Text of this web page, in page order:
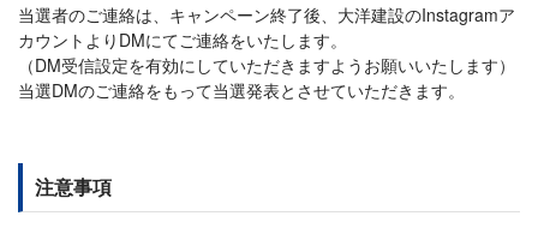
当選者のご連絡は、キャンペーン終了後、大洋建設のInstagramア
カウントよりDMにてご連絡をいたします。
（DM受信設定を有効にしていただきますようお願いいたします）
当選DMのご連絡をもって当選発表とさせていただきます。
注意事項